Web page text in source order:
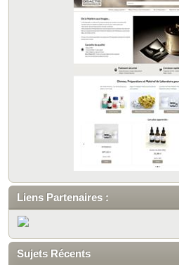
Liens Partenaires :
Sujets Récents